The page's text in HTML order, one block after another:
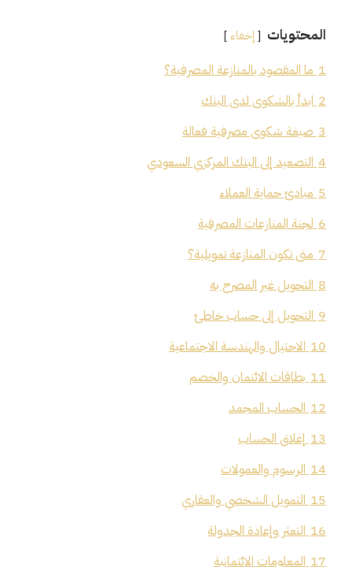
المحتويات إخفاء
1 ما المقصود بالمنازعة المصرفية؟
2 ابدأ بالشكوى لدى البنك
3 صيغة شكوى مصرفية فعالة
4 التصعيد إلى البنك المركزي السعودي
5 مبادئ حماية العملاء
6 لجنة المنازعات المصرفية
7 متى تكون المنازعة تمويلية؟
8 التحويل غير المصرح به
9 التحويل إلى حساب خاطئ
10 الاحتيال والهندسة الاجتماعية
11 بطاقات الائتمان والخصم
12 الحساب المجمد
13 إغلاق الحساب
14 الرسوم والعمولات
15 التمويل الشخصي والعقاري
16 التعثر وإعادة الجدولة
17 المعلومات الائتمانية